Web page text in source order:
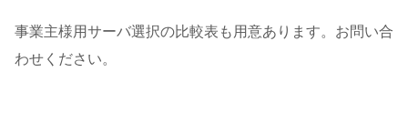
事業主様用サーバ選択の比較表も用意あります。お問い合
わせください。